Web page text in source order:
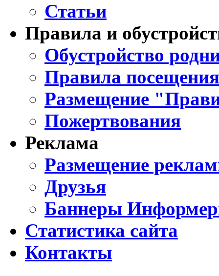
Статьи
Правила и
Обустройство
Правила
Размещение
Пожертвования
Реклама
Размещение
Друзья
Баннеры
Статистика сайта
Контакты